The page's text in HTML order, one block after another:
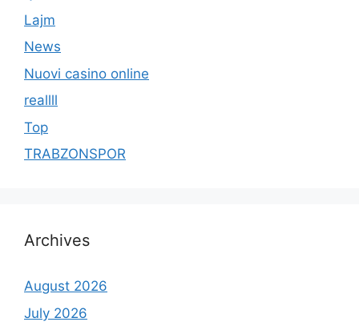
Lajm
News
Nuovi casino online
reallll
Top
TRABZONSPOR
Archives
August 2026
July 2026